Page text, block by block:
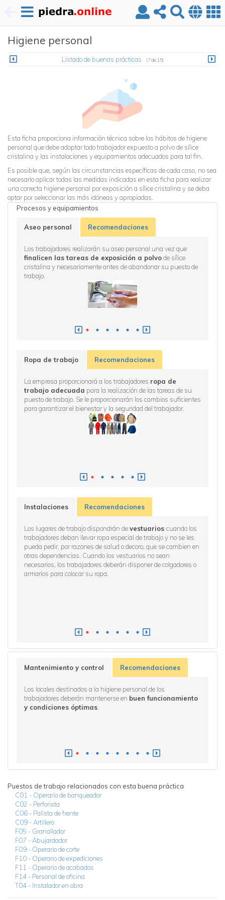
contenido
principal
Higiene personal
Listado de buenas prácticas (7 de 15)
Esta ficha proporciona información técnica sobre los hábitos de higiene
personal que debe adoptar todo trabajador expuesto a polvo de sílice
cristalina y las instalaciones y equipamientos adecuados para tal fin.
Es posible que, según las circunstancias específicas de cada caso, no sea
necesario aplicar todas las medidas indicadas en esta ficha para realizar
una correcta higiene personal por exposición a sílice cristalina y se deba
optar por seleccionar las más idóneas y apropiadas.
Procesos y equipamientos
Aseo personal Recomendaciones
Los trabajadores realizarán su aseo personal una vez que
finalicen las tareas de exposición a polvode sílice
cristalina y necesariamente antes de abandonar su puesto de
trabajo.
Ropa de trabajo Recomendaciones
La empresa proporcionará a los trabajadores ropa de
trabajo adecuada para la realización de las tareas de su
puesto de trabajo. Se le proporcionarán los cambios suficientes
para garantizar el bienestar y la seguridad del trabajador.
Instalaciones Recomendaciones
Los lugares de trabajo dispondrán devestuarios cuando los
trabajadores deban llevar ropa especial de trabajo y no se les
pueda pedir, por razones de salud o decoro, que se cambien en
otras dependencias. Cuando los vestuarios no sean
necesarios, los trabajadores deberán disponer de colgadores o
armarios para colocar su ropa.
Mantenimiento y control Recomendaciones
Los locales destinados a la higiene personal de los
trabajadores deberán mantenerse en buen funcionamiento
y condiciones óptimas.
Puestos de trabajo relacionados con esta buena práctica
C01 - Operario de banqueador
C02 - Perforista
C06 - Palista de frente
C09 - Artillero
F05 - Granallador
F07 - Abujardador
F09 - Operario de corte
F10 - Operario de expediciones
F11 - Operario de acabados
F14 - Personal de oficina
T04 - Instalador en obra